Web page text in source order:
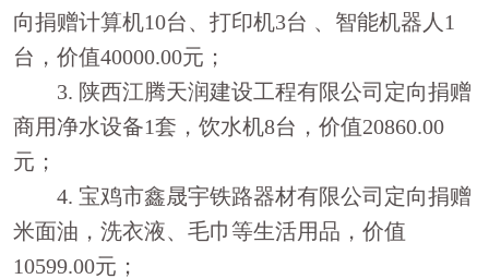
向捐赠计算机10台、打印机3台 、智能机器人 1
台，价值40000.00元；
3. 陕西江腾天润建设工程有限公司定向捐赠
商用净水设备1套，饮水机8台，价值20860.00
元；
4. 宝鸡市鑫晟宇铁路器材有限公司定向捐赠
米面油，洗衣液、毛巾等生活用品，价值
10599.00元；